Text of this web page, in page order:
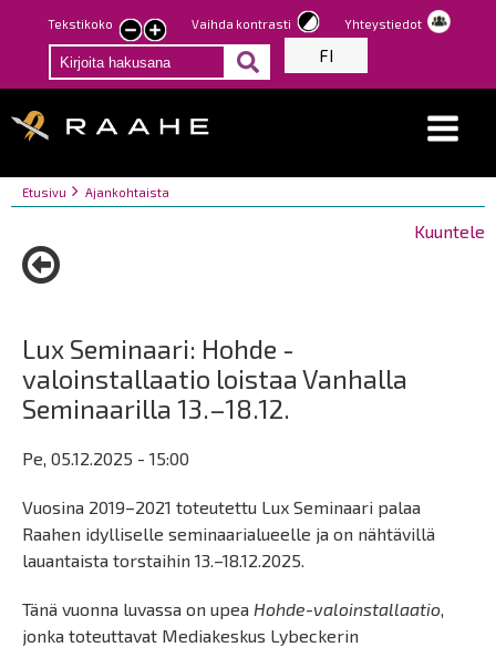
Hyppää
pääsisältöön
Tekstikoko
Pienennä
tekstin
kokoa
Suurenna
tekstin
kokoa
Vaihda kontrasti Yhteystiedot
FI
Breadcrumbs
You
here:
Etusivu Ajankohtaista
Kuuntele
Lux Seminaari: Hohde -
valoinstallaatio loistaa Vanhalla
Seminaarilla 13.–18.12.
Pe, 05.12.2025 - 15:00
Vuosina 2019–2021 toteutettu Lux Seminaari palaa
Raahen idylliselle seminaarialueelle ja on nähtävillä
lauantaista torstaihin 13.–18.12.2025.
Tänä vuonna luvassa on upea Hohde-valoinstallaatio,
jonka toteuttavat Mediakeskus Lybeckerin